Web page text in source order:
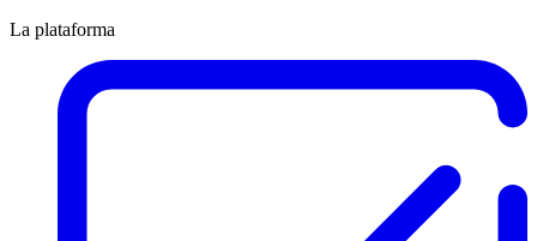
La plataforma